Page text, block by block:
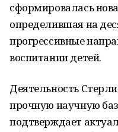
сформировалась
определившая на
прогрессивные
воспитании детей.
Деятельность
прочную научную
подтверждает